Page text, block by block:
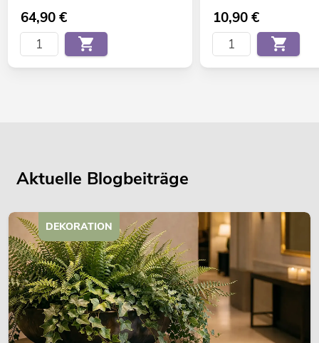
64,90€ 10,90€
Aktuelle Blogbeiträge
DEKORATION